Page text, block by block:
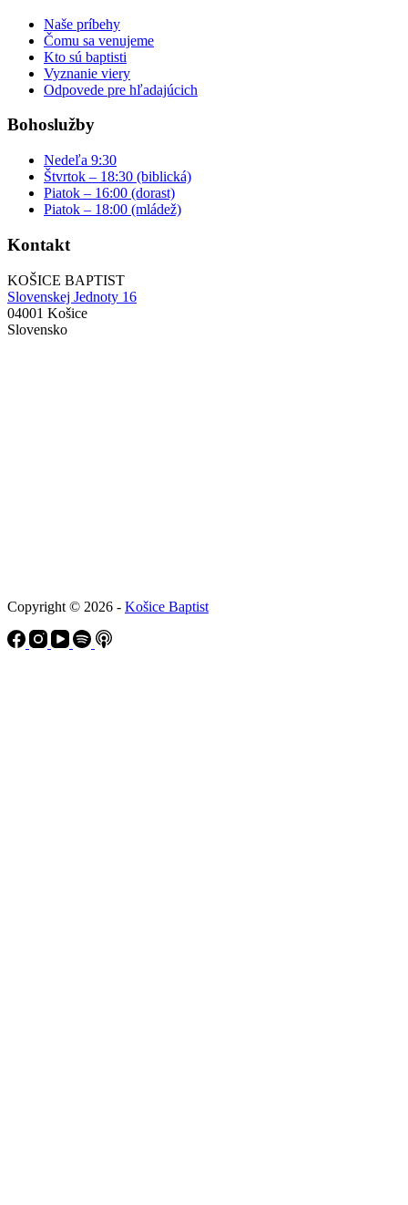
Naše príbehy
Čomu sa venujeme
Kto sú baptisti
Vyznanie viery
Odpovede pre hľadajúcich
Bohoslužby
Nedeľa 9:30
Štvrtok – 18:30 (biblická)
Piatok – 16:00 (dorast)
Piatok – 18:00 (mládež)
Kontakt
KOŠICE BAPTIST
Slovenskej Jednoty 16
04001 Košice
Slovensko
Copyright © 2026 - Košice Baptist